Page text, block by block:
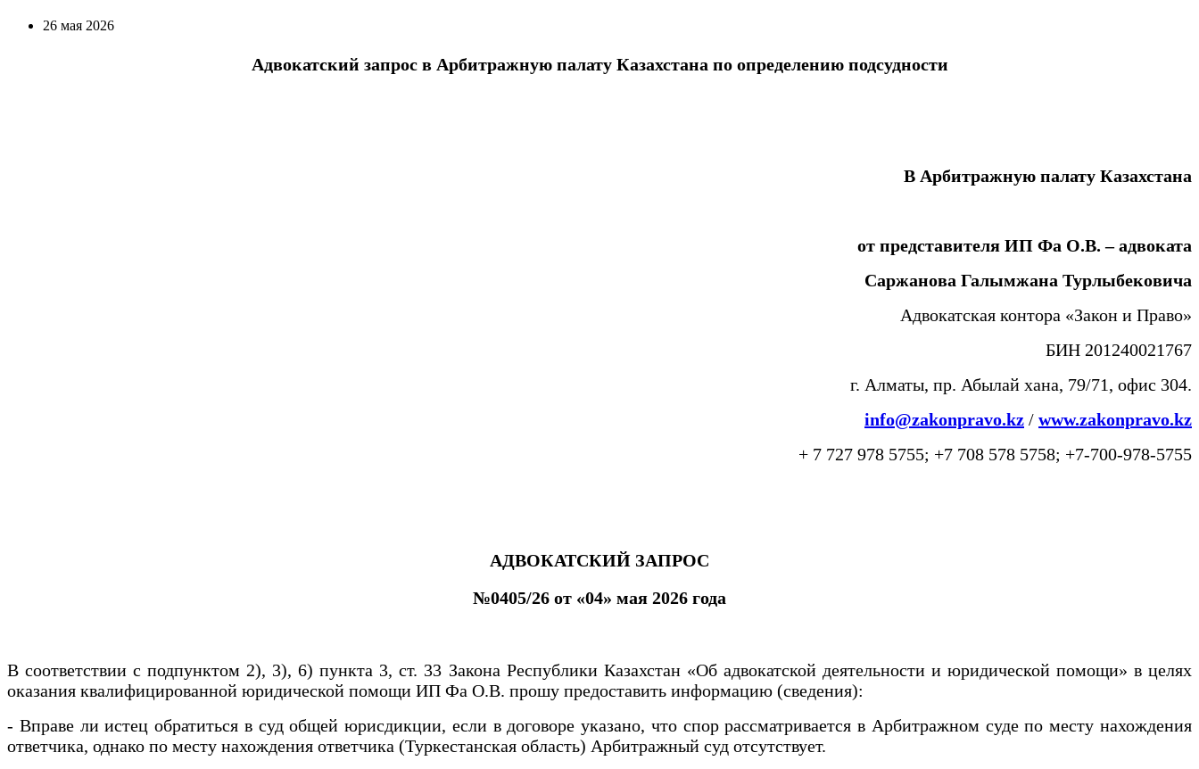
26 мая 2026
Адвокатский запрос в Арбитражную палату Казахстана по определению подсудности
В Арбитражную палату Казахстана
от представителя ИП Фа О.В. – адвоката
Саржанова Галымжана Турлыбековича
Адвокатская контора «Закон и Право»
БИН 201240021767
г. Алматы, пр. Абылай хана, 79/71, офис 304.
info@zakonpravo.kz / www.zakonpravo.kz
+ 7 727 978 5755; +7 708 578 5758; +7-700-978-5755
АДВОКАТСКИЙ ЗАПРОС
№0405/26 от «04» мая 2026 года
В соответствии с подпунктом 2), 3), 6) пункта 3, ст. 33 Закона Республики Казахстан «Об адвокатской деятельности и юридической помощи» в целях
оказания квалифицированной юридической помощи ИП Фа О.В. прошу предоставить информацию (сведения):
- Вправе ли истец обратиться в суд общей юрисдикции, если в договоре указано, что спор рассматривается в Арбитражном суде по месту нахождения
ответчика, однако по месту нахождения ответчика (Туркестанская область) Арбитражный суд отсутствует.